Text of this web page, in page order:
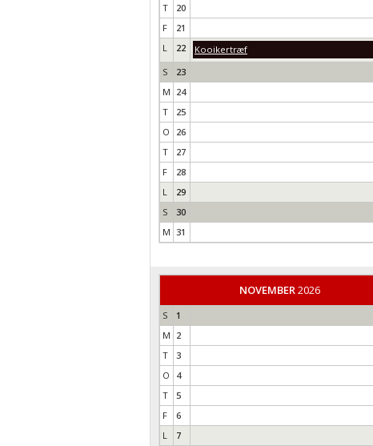
T
20
F
21
L
22
Kooikertræf
S
23
M 24
T
25
O
26
T
27
F
28
L
29
S
30
M 31
NOVEMBER 2026
S
1
M 2
T
3
O
4
T
5
F
6
L
7